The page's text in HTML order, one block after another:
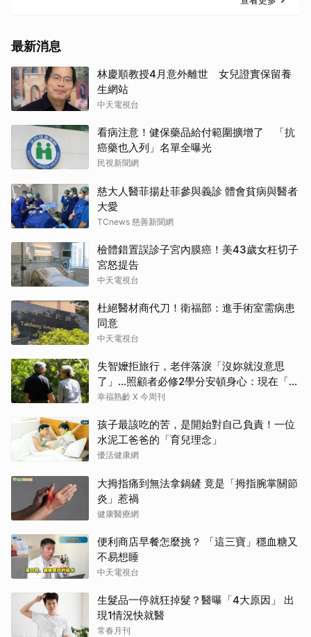
最新消息
林慶順教授4月意外離世 女兒證實保留養
生網站
中天電視台
看病注意！健保藥品給付範圍擴增了 「抗
癌藥也入列」名單全曝光
民視新聞網
慈大人醫菲揚赴菲參與義診 體會貧病與醫者
大愛
TCnews 慈善新聞網
檢體錯置誤診子宮內膜癌！美43歲女枉切子
宮怒提告
中天電視台
杜絕醫材商代刀！衛福部：進手術室需病患
同意
中天電視台
失智嬤拒旅行，老伴落淚「沒妳就沒意思
了」…照顧者必修2學分安頓身心：現在「這
樣」就好了
幸福熟齡 X 今周刊
孩子最該吃的苦，是開始對自己負責！一位
水泥工爸爸的「育兒理念」
優活健康網
大拇指痛到無法拿鍋鏟 竟是「拇指腕掌關節
炎」惹禍
健康醫療網
便利商店早餐怎麼挑？ 「這三寶」穩血糖又
不易想睡
中天電視台
生髮品一停就狂掉髮？醫曝「4大原因」 出
現1情況快就醫
常春月刊